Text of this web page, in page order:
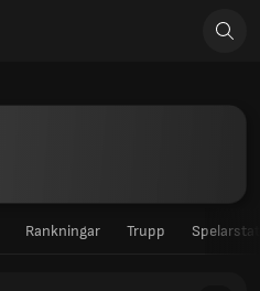
Rankningar Trupp